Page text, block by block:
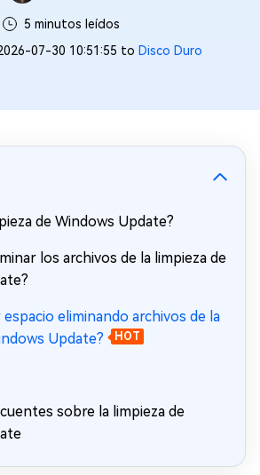
5 minutos leídos
07-30 10:51:55 to Disco Duro
de Windows Update?
los archivos de la limpieza de
eliminando archivos de la
Update?
HOT
sobre la limpieza de